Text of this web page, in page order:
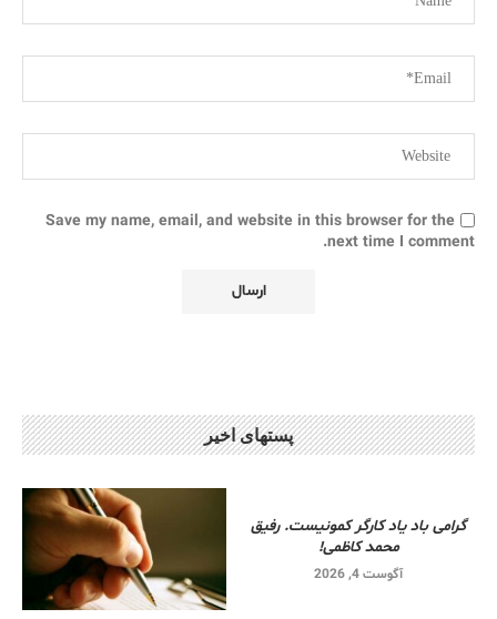
Save my name, email, and website in this browser for the
next time I comment.
پستهای اخیر
گرامی باد یاد کارگر کمونیست. رفیق
محمد کاظمی!
آگوست 4, 2026